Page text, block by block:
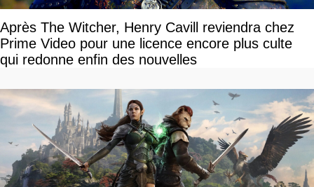
Après The Witcher, Henry Cavill reviendra chez
Prime Video pour une licence encore plus culte
qui redonne enfin des nouvelles